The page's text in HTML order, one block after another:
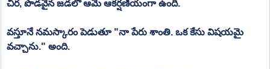
చీర, పొడవైన జడలో ఆమె ఆకర్షణీయంగా ఉంది.
వస్తూనే నమస్కారం పెడుతూ "నా పేరు శాంతి. ఒక కేసు విషయమై
వచ్చాను." అంది.